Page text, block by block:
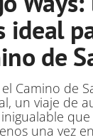
ideal
de
Camino de
un viaje de
una vez